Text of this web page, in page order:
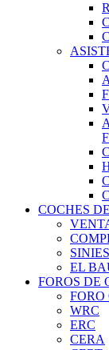
COCHES
EL
FOROS DE
FORO
WRC
ERC
CERA